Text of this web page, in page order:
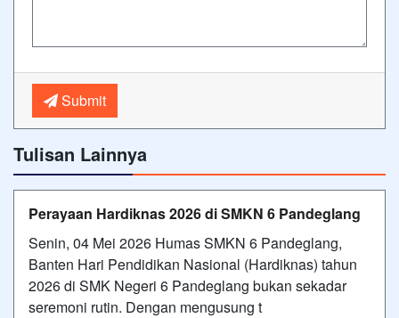
Submit
Tulisan Lainnya
Perayaan Hardiknas 2026 di SMKN 6 Pandeglang
Senin, 04 Mei 2026 Humas SMKN 6 Pandeglang,
Banten Hari Pendidikan Nasional (Hardiknas) tahun
2026 di SMK Negeri 6 Pandeglang bukan sekadar
seremoni rutin. Dengan mengusung t